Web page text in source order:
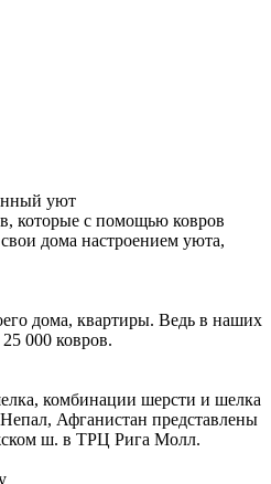
уют
которые с помощью ковров
дома настроением уюта,
дома, квартиры. Ведь в наших
000 ковров.
комбинации шерсти и шелка
Афганистан представлены
ш. в ТРЦ Рига Молл.